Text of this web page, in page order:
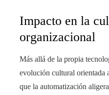
Impacto en la
organizacional
Más allá de la propia
evolución cultural orientada
que la automatización